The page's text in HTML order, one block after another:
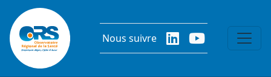
Aller au contenu principal
Nous suivre